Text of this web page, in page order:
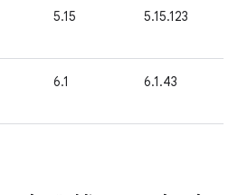
5.15 5.15.123
6.1 6.1.43